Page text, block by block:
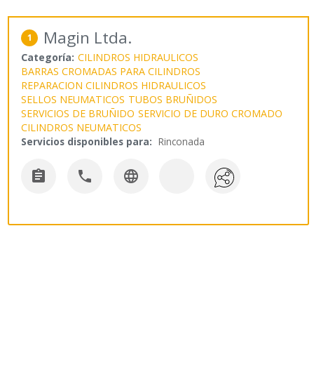
1 Magin Ltda.
Categoría: CILINDROS HIDRAULICOS
BARRAS CROMADAS PARA CILINDROS
REPARACION CILINDROS HIDRAULICOS
SELLOS NEUMATICOS TUBOS BRUÑIDOS
SERVICIOS DE BRUÑIDO SERVICIO DE DURO CROMADO
CILINDROS NEUMATICOS
Servicios disponibles para: Rinconada
  